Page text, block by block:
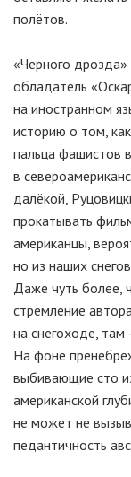
полётов.
«Черного
обладатель
на иностранном
историю о том,
пальца фашистов
в
далёкой,
прокатывать
американцы,
но из наших
Даже чуть более,
стремление
на снегоходе, там
На фоне
выбивающие сто
американской
не может не
педантичность